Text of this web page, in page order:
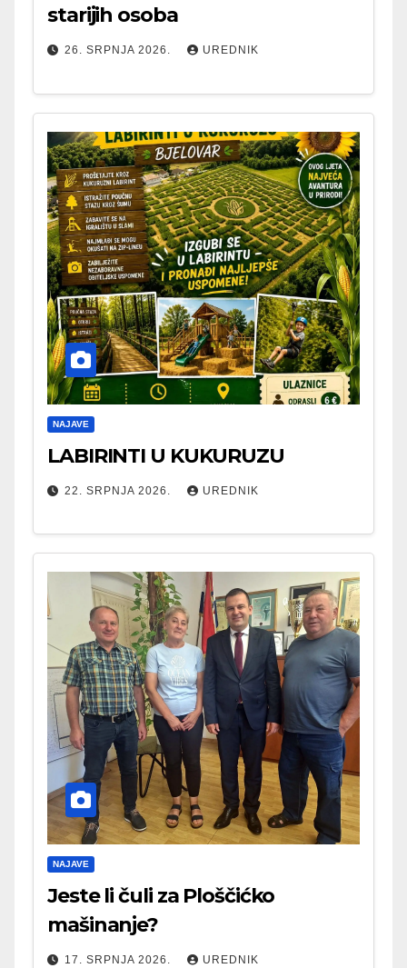
starijih osoba
26. SRPNJA 2026. UREDNIK
NAJAVE
LABIRINTI U KUKURUZU
22. SRPNJA 2026. UREDNIK
NAJAVE
Jeste li čuli za Ploščićko
mašinanje?
17. SRPNJA 2026. UREDNIK